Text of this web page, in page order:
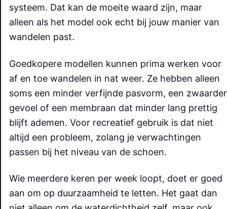
systeem. Dat kan de moeite waard zijn, maar
alleen als het model ook echt bij jouw manier van
wandelen past.
Goedkopere modellen kunnen prima werken voor
af en toe wandelen in nat weer. Ze hebben alleen
soms een minder verfijnde pasvorm, een zwaarder
gevoel of een membraan dat minder lang prettig
blijft ademen. Voor recreatief gebruik is dat niet
altijd een probleem, zolang je verwachtingen
passen bij het niveau van de schoen.
Wie meerdere keren per week loopt, doet er goed
aan om op duurzaamheid te letten. Het gaat dan